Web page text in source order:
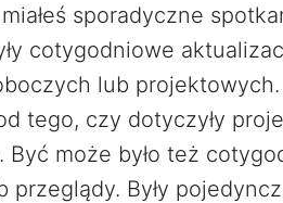
sporadyczne
cotygodniowe
lub
tego, czy dotyczyły
może było też
Były